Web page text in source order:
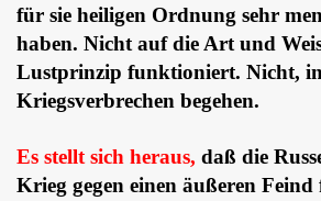
für sie heiligen Ordnung sehr
haben. Nicht auf die Art und
Lustprinzip funktioniert. Nicht,
Kriegsverbrechen begehen.
Es stellt sich heraus, daß die
Krieg gegen einen äußeren